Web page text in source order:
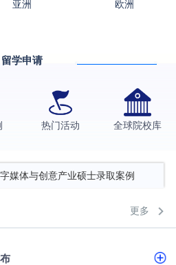
亚洲 欧洲
留学申请
热门活动 全球院校库
剑桥大学录取
王牌专业录取案例
媒体与创意产业硕士录取案例
资学背景，成功斩获英国名校多份
济学背景成功斩获爱丁堡大学经济学
，靠“供应链”故事敲开哥大、宾大之门
更多